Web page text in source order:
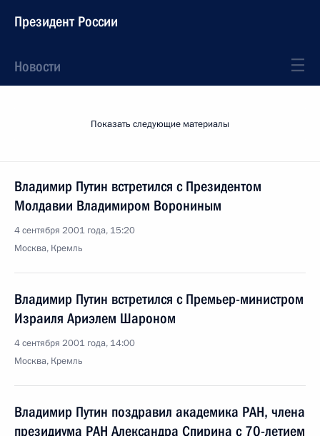
Президент России
Новости
Показать следующие материалы
Владимир Путин встретился с Президентом
Молдавии Владимиром Ворониным
4 сентября 2001 года, 15:20
Москва, Кремль
Владимир Путин встретился с Премьер-министром
Израиля Ариэлем Шароном
4 сентября 2001 года, 14:00
Москва, Кремль
Владимир Путин поздравил академика РАН, члена
президиума РАН Александра Спирина с 70-летием